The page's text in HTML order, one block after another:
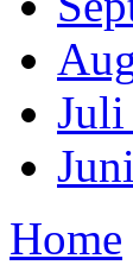
Juli
Home